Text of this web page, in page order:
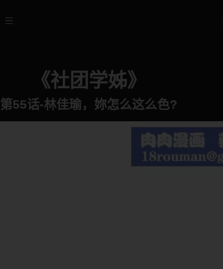
《社团学姊》
第55话-林佳瑜，妳怎么这么色?